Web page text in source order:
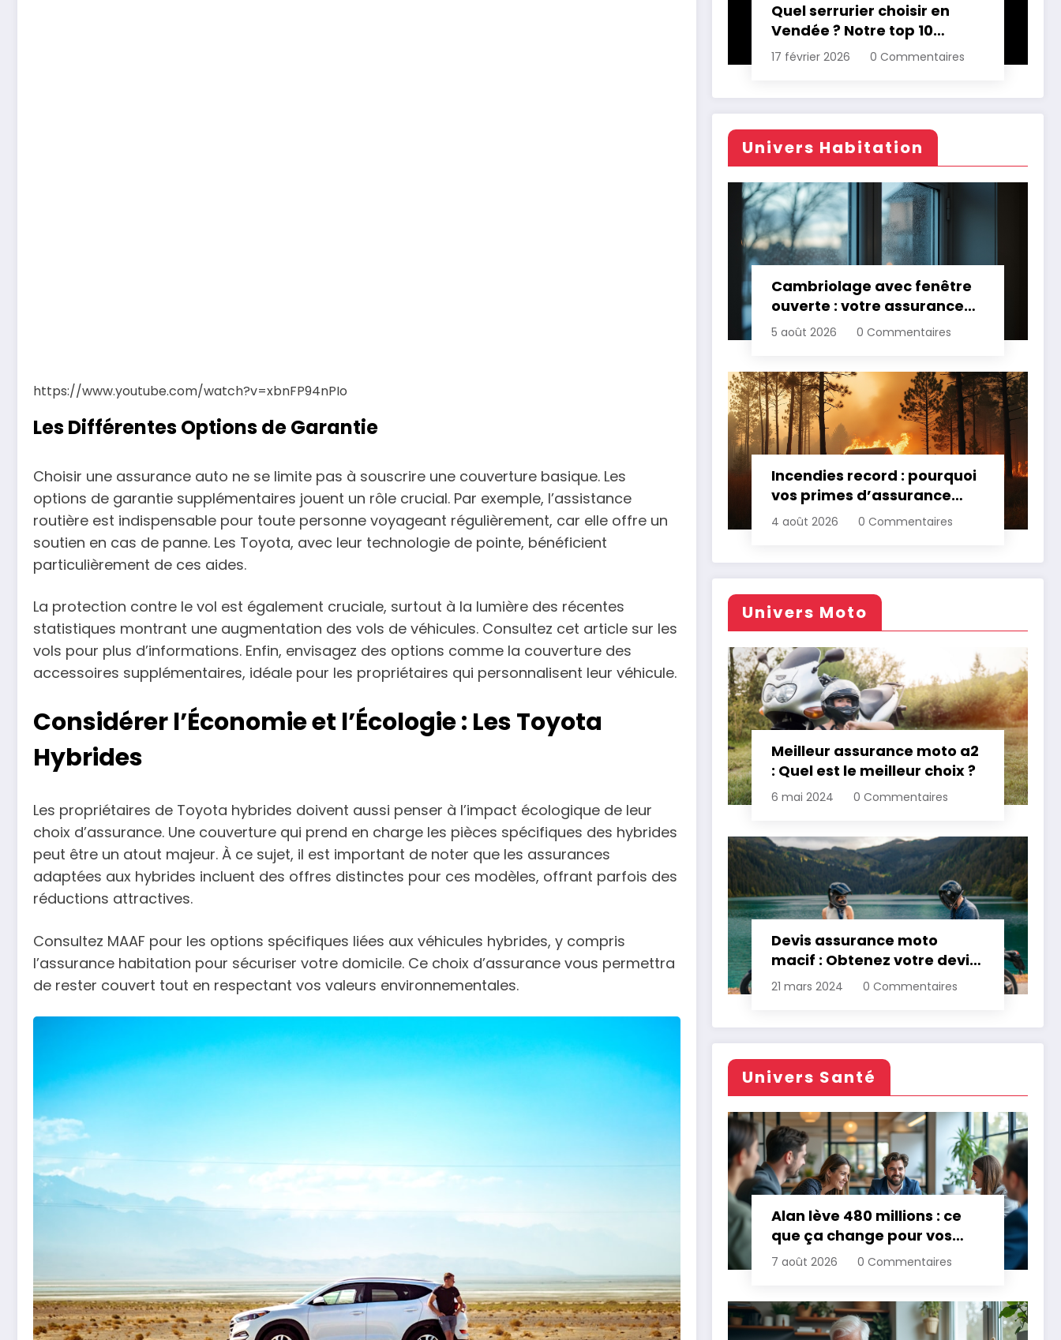
https://www.youtube.com/watch?v=xbnFP94nPIo
Les Différentes Options de Garantie
Choisir une assurance auto ne se limite pas à souscrire une couverture basique. Les
options de garantie supplémentaires jouent un rôle crucial. Par exemple, l’assistance
routière est indispensable pour toute personne voyageant régulièrement, car elle offre un
soutien en cas de panne. Les Toyota, avec leur technologie de pointe, bénéficient
particulièrement de ces aides.
La protection contre le vol est également cruciale, surtout à la lumière des récentes
statistiques montrant une augmentation des vols de véhicules. Consultez cet article sur les
vols pour plus d’informations. Enfin, envisagez des options comme la couverture des
accessoires supplémentaires, idéale pour les propriétaires qui personnalisent leur véhicule.
Considérer l’Économie et l’Écologie : Les Toyota
Hybrides
Les propriétaires de Toyota hybrides doivent aussi penser à l’impact écologique de leur
choix d’assurance. Une couverture qui prend en charge les pièces spécifiques des hybrides
peut être un atout majeur. À ce sujet, il est important de noter que les assurances
adaptées aux hybrides incluent des offres distinctes pour ces modèles, offrant parfois des
réductions attractives.
Consultez MAAF pour les options spécifiques liées aux véhicules hybrides, y compris
l’assurance habitation pour sécuriser votre domicile. Ce choix d’assurance vous permettra
de rester couvert tout en respectant vos valeurs environnementales.
Quel serrurier choisir en
Vendée ? Notre top 10
comparatif
17 février 2026 0 Commentaires
Univers Habitation
Cambriolage avec fenêtre
ouverte : votre assurance
paie-t-elle ?
5 août 2026 0 Commentaires
Incendies record : pourquoi
vos primes d’assurance
vont augmenter
4 août 2026 0 Commentaires
Univers Moto
Meilleur assurance moto a2
: Quel est le meilleur choix ?
6 mai 2024 0 Commentaires
Devis assurance moto
macif : Obtenez votre devis
personnalisé
21 mars 2024 0 Commentaires
Univers Santé
Alan lève 480 millions : ce
que ça change pour vos
assurances
7 août 2026 0 Commentaires